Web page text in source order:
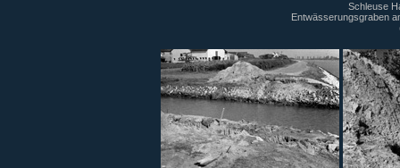
Schleuse
Entwässerungsgraben